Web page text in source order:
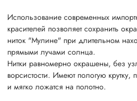
Использование современных
красителей позволяет сохранить
ниток "Мулине" при длительном
прямыми лучами солнца.
Нитки равномерно окрашены, без
ворсистости. Имеют пологую крутку,
и мягко ложатся на полотно.